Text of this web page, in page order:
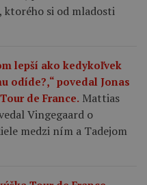
ktorého si od mladosti
lepší ako kedykoľvek
odíde?,“ povedal Jonas
de France. Mattias
Vingegaard o
medzi ním a Tadejom